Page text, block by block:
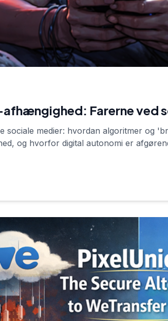
Farerne ved
sociale medier: hvordan algoritmer og
og hvorfor digital autonomi er